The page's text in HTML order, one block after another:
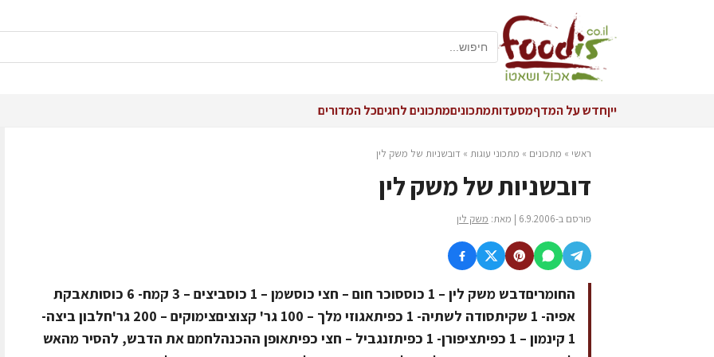
ייןחדש על המדףמסעדותמתכוניםמתכונים לחגיםכל המדורים
ראשי » מתכונים » מתכוני עוגות » דובשניות של משק לין
דובשניות של משק לין
פורסם ב-6.9.2006 | מאת: משק לין
החומריםדבש משק לין – 1 כוססוכר חום – חצי כוסשמן – 1 כוסביצים – 3 קמח- 6 כוסותאבקת
אפיה- 1 שקיתסודה לשתיה- 1 כפיתאגוזי מלך – 100 גר' קצוציםצימוקים – 200 גר'חלבון ביצה-
1 קינמון – 1 כפיתציפורן- 1 כפיתזנגביל – חצי כפיתאופן ההכנהלחמם את הדבש, להסיר מהאש